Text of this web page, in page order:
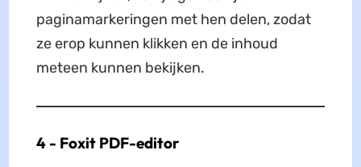
paginamarkeringen met hen delen, zodat
ze erop kunnen klikken en de inhoud
meteen kunnen bekijken.
4 - Foxit PDF-editor